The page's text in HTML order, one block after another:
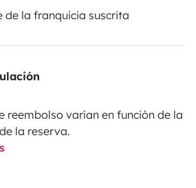
de la franquicia suscrita
reembolso varían en función de la
la reserva.